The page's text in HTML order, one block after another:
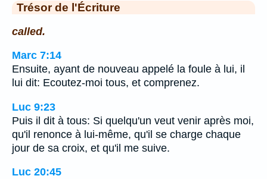
Trésor de l'Écriture
called.
Marc 7:14
Ensuite, ayant de nouveau appelé la foule à lui, il
lui dit: Ecoutez-moi tous, et comprenez.
Luc 9:23
Puis il dit à tous: Si quelqu'un veut venir après moi,
qu'il renonce à lui-même, qu'il se charge chaque
jour de sa croix, et qu'il me suive.
Luc 20:45